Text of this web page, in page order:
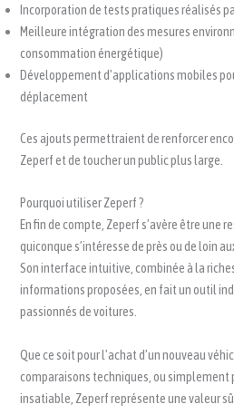
Incorporation de tests pratiques réalisés
Meilleure intégration des mesures
consommation énergétique)
Développement d’applications mobiles
déplacement
Ces ajouts permettraient de renforcer
Zeperf et de toucher un public plus large.
Pourquoi utiliser Zeperf ?
En fin de compte, Zeperf s’avère être une
quiconque s’intéresse de près ou de loin
Son interface intuitive, combinée à la
informations proposées, en fait un outil
passionnés de voitures.
Que ce soit pour l’achat d’un nouveau
comparaisons techniques, ou simplement
insatiable, Zeperf représente une valeur